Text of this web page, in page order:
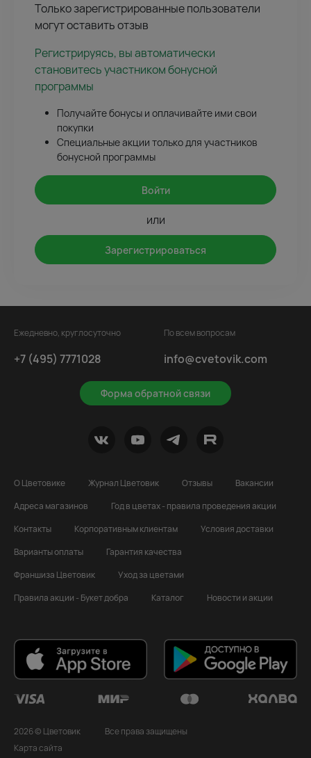
Только зарегистрированные пользователи
могут оставить отзыв
Регистрируясь, вы автоматически
становитесь участником бонусной
программы
Получайте бонусы и оплачивайте ими свои
покупки
Специальные акции только для участников
бонусной программы
Войти
или
Зарегистрироваться
Ежедневно, круглосуточно
+7 (495) 7771028
Форма обратной связи
По всем вопросам
info@cvetovik.com
О Цветовике Журнал Цветовик Отзывы
Вакансии
Адреса магазинов
Год в цветах - правила проведения акции
Контакты
Корпоративным клиентам
Условия доставки
Варианты оплаты
Гарантия качества
Франшиза Цветовик
Уход за цветами
Правила акции - Букет добра
Каталог Новости и акции
2026 © Цветовик
Все права защищены
Карта сайта